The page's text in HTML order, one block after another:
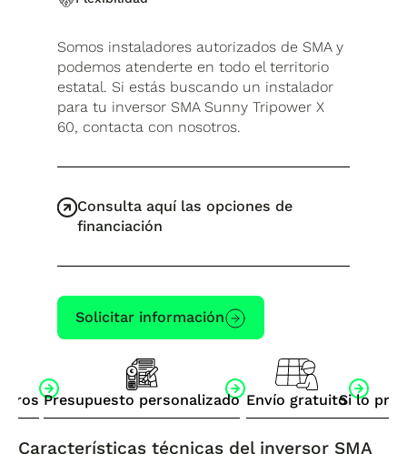
Somos instaladores autorizados de SMA y
podemos atenderte en todo el territorio
estatal. Si estás buscando un instalador
para tu inversor SMA Sunny Tripower X
60, contacta con nosotros.
Consulta aquí las opciones de
financiación
Solicitar información
Presupuesto personalizado Envío gratuitoSi lo
Características técnicas del inversor SMA